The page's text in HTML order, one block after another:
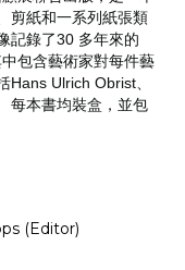
剪紙和一系列紙張類
記錄了30 多年來的
包含藝術家對每件藝
Hans Ulrich Obrist、
每本書均裝盒，並包
(Editor)